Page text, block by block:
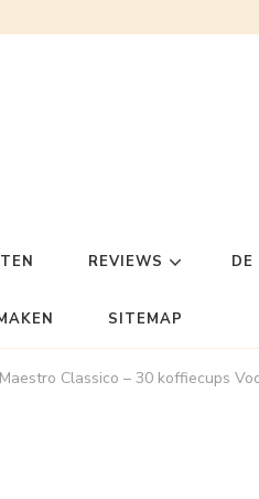
REVIEWS DE
SITEMAP
Classico – 30 koffiecups